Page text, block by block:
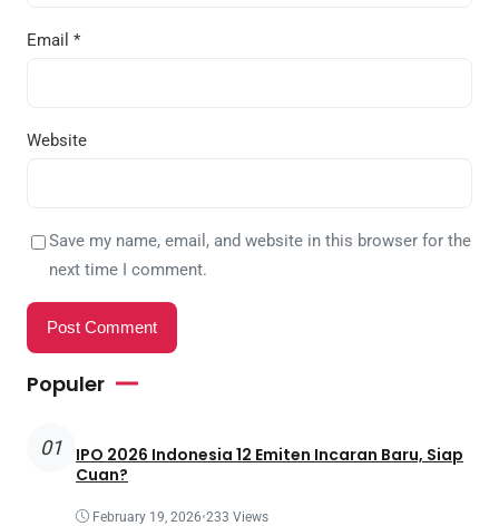
Email *
Website
Save my name, email, and website in this browser for the
next time I comment.
Populer
01
IPO 2026 Indonesia 12 Emiten Incaran Baru, Siap
Cuan?
February 19, 2026•233 Views